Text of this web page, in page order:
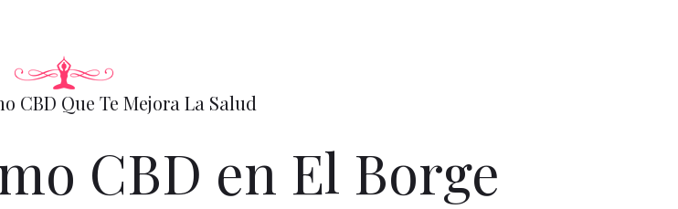
CBD Que Te Mejora La Salud
CBD en El Borge